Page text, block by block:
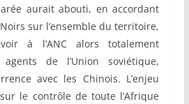
aurait abouti, en accordant
sur l’ensemble du territoire,
à l’ANC alors totalement
de l’Union soviétique,
avec les Chinois. L’enjeu
le contrôle de toute l’Afrique